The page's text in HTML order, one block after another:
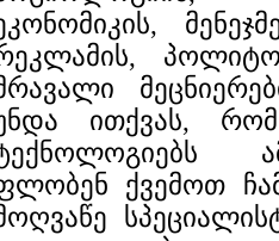
ითქვას,
ქვემოთ